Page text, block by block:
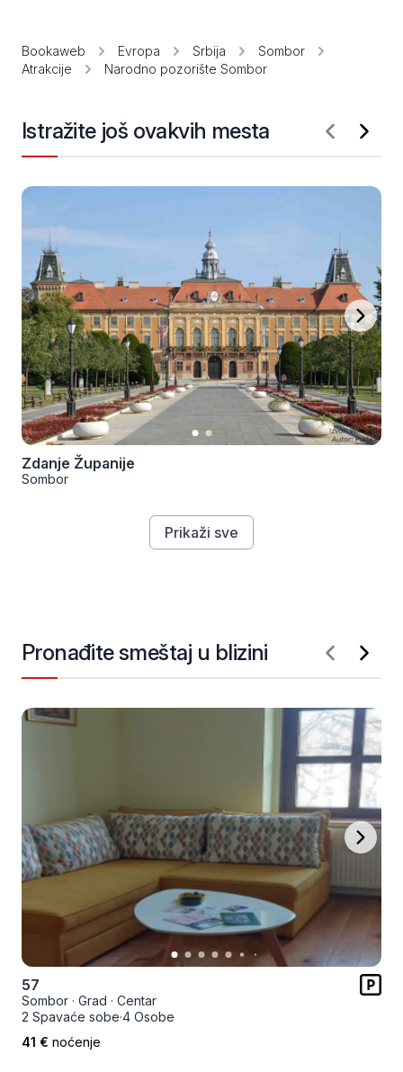
Bookaweb Evropa Srbija
Sombor
Atrakcije
Narodno pozorište Sombor
Istražite još ovakvih mesta
Zdanje Županije
Sombor
Prikaži sve
Pronađite smeštaj u blizini
57
Sombor · Grad · Centar
2 Spavaće sobe·4 Osobe
41 € noćenje